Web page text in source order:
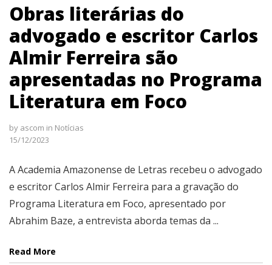
Obras literárias do
advogado e escritor Carlos
Almir Ferreira são
apresentadas no Programa
Literatura em Foco
by ascom in Notícias
15/12/2023
A Academia Amazonense de Letras recebeu o advogado
e escritor Carlos Almir Ferreira para a gravação do
Programa Literatura em Foco, apresentado por
Abrahim Baze, a entrevista aborda temas da ...
Read More